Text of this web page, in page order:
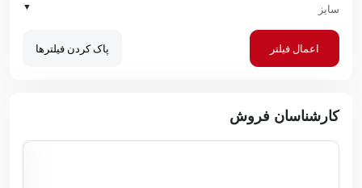
سایز ▼
اعمال فیلتر پاک کردن فیلترها
کارشناسان فروش